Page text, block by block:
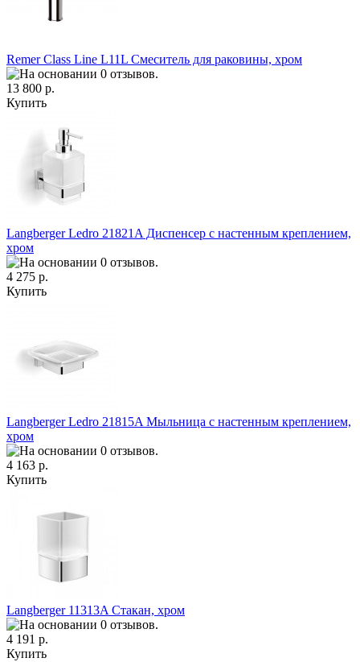
Remer Class Line L11L Смеситель для раковины, хром
13 800 р.
Купить
Langberger Ledro 21821A Диспенсер с настенным креплением,
хром
4 275 р.
Купить
Langberger Ledro 21815A Мыльница с настенным креплением,
хром
4 163 р.
Купить
Langberger 11313A Стакан, хром
4 191 р.
Купить